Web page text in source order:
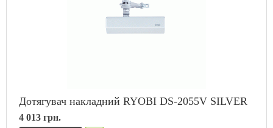
Дотягувач накладний RYOBI DS-2055V SILVER
4 013 грн.